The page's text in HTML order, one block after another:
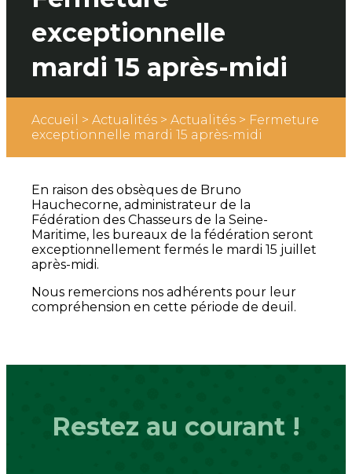
exceptionnelle
mardi 15 après-midi
Accueil > Actualités > Actualités > Fermeture
exceptionnelle mardi 15 après-midi
En raison des obsèques de Bruno
Hauchecorne, administrateur de la
Fédération des Chasseurs de la Seine-
Maritime, les bureaux de la fédération seront
exceptionnellement fermés le mardi 15 juillet
après-midi.
Nous remercions nos adhérents pour leur
compréhension en cette période de deuil.
Restez au courant !